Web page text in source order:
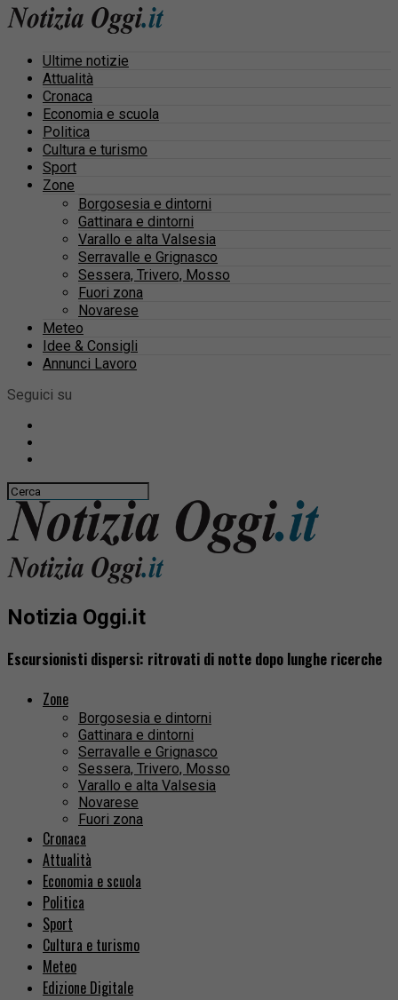
Ultime notizie
Attualità
Cronaca
Economia e scuola
Politica
Cultura e turismo
Sport
Zone
Borgosesia e dintorni
Gattinara e dintorni
Varallo e alta Valsesia
Serravalle e Grignasco
Sessera, Trivero, Mosso
Fuori zona
Novarese
Meteo
Idee & Consigli
Annunci Lavoro
Seguici su
Notizia Oggi.it
Escursionisti dispersi: ritrovati di notte dopo lunghe ricerche
Zone
Borgosesia e dintorni
Gattinara e dintorni
Serravalle e Grignasco
Sessera, Trivero, Mosso
Varallo e alta Valsesia
Novarese
Fuori zona
Cronaca
Attualità
Economia e scuola
Politica
Sport
Cultura e turismo
Meteo
Edizione Digitale